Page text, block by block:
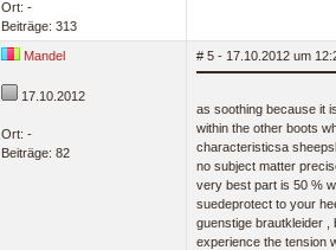
Ort: -
Beiträge: 313
Mandel
17.10.2012
Ort: -
Beiträge: 82
# 5 - 17.10.2012 um
as soothing because it
within the other boots
characteristicsa
no subject matter
very best part is 50 %
suedeprotect to your
guenstige brautkleider ,
experience the tension